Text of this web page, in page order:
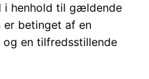
i henhold til gældende
betinget af en
en tilfredsstillende